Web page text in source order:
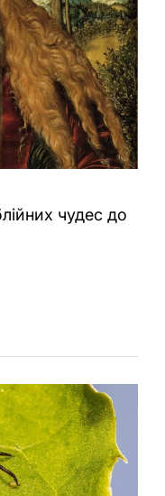
чудес до